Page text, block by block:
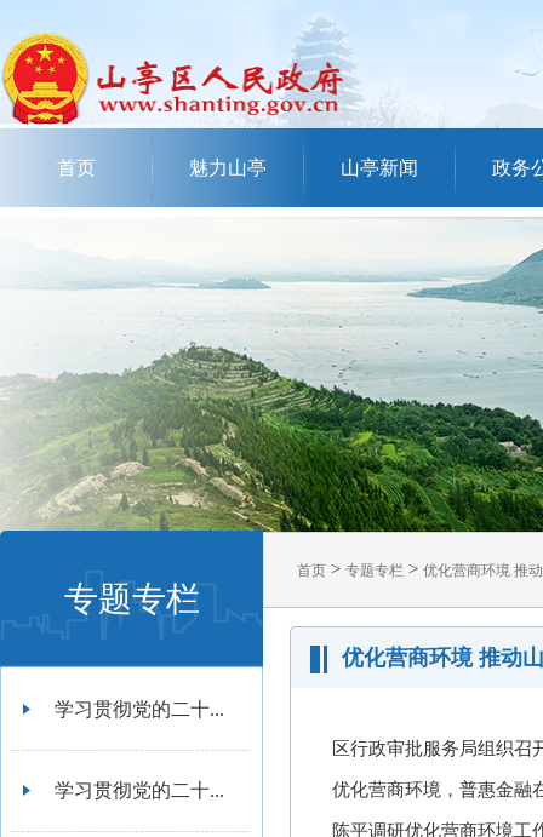
首页 魅力山亭 山亭新闻 政务
专题专栏
学习贯彻党的二十...
学习贯彻党的二十...
首页 > 专题专栏 > 优化营商环境 推
优化营商环境 推动
区行政审批服务局组织召
优化营商环境，普惠金融
陈平调研优化营商环境工